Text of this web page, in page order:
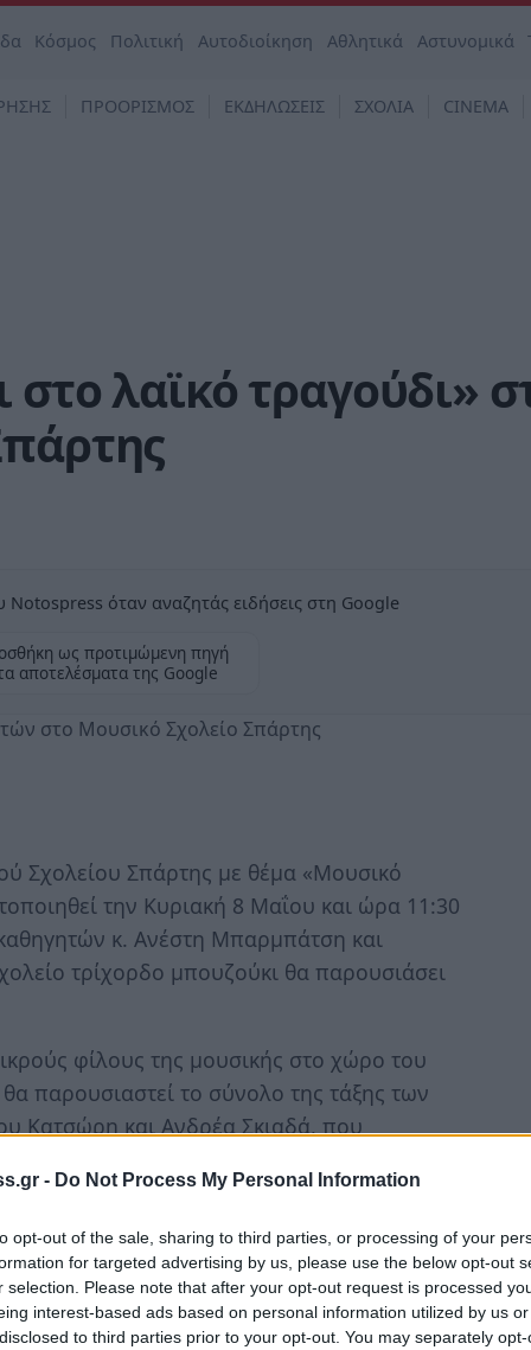
- Do Not Process My Personal Information
opt-out of the sale, sharing to third parties, or processing of your
for targeted advertising by us, please use the below opt-out
selection. Please note that after your opt-out request is processed
interest-based ads based on personal information utilized by us
to third parties prior to your opt-out. You may separately
Κόσμος Πολιτική Αυτοδιοίκηση Αθλητικά Αστυνομικά
ΠΡΟΟΡΙΣΜΟΣ ΕΚΔΗΛΩΣΕΙΣ ΣΧΟΛΙΑ CINEMA
λαϊκό τραγούδι»
όταν αναζητάς ειδήσεις στη Google
ως προτιμώμενη πηγή
αποτελέσματα της Google
στο Μουσικό Σχολείο Σπάρτης
Σχολείου Σπάρτης με θέμα «Μουσικό
την Κυριακή 8 Μαΐου και ώρα 11:30
κ. Ανέστη Μπαρμπάτση και
τρίχορδο μπουζούκι θα παρουσιάσει
φίλους της μουσικής στο χώρο του
παρουσιαστεί το σύνολο της τάξης των
Κατσώρη και Ανδρέα Σκιαδά, που
ποιοτικό αφιέρωμα στο Latin Tango.
10 Μαΐου έως και τις 28 Μαΐου 2011 τις
Δημοτικών Σχολείων της Λακωνίας που
Γυμνασίου Σπάρτης. Οι γονείς των